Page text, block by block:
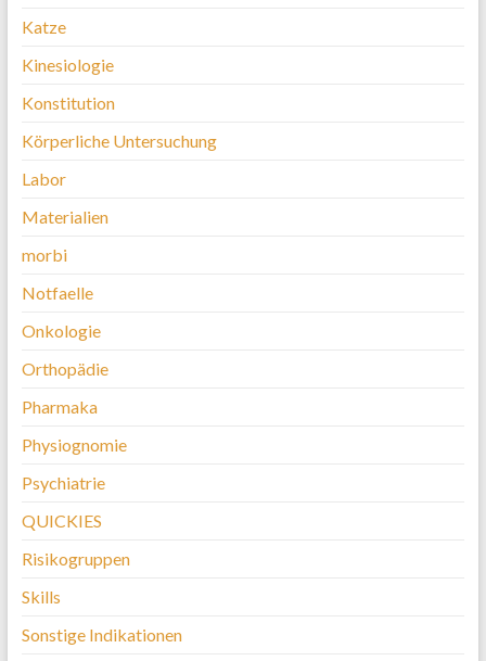
Katze
Kinesiologie
Konstitution
Körperliche Untersuchung
Labor
Materialien
morbi
Notfaelle
Onkologie
Orthopädie
Pharmaka
Physiognomie
Psychiatrie
QUICKIES
Risikogruppen
Skills
Sonstige Indikationen